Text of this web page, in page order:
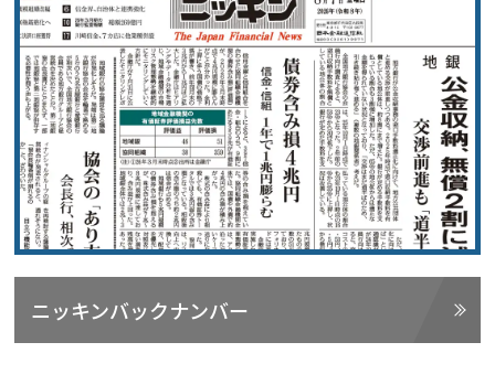
ニッキンバックナンバー